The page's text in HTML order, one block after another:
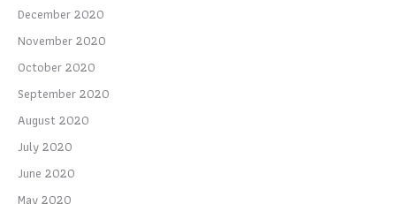
December 2020
November 2020
October 2020
September 2020
August 2020
July 2020
June 2020
May 2020